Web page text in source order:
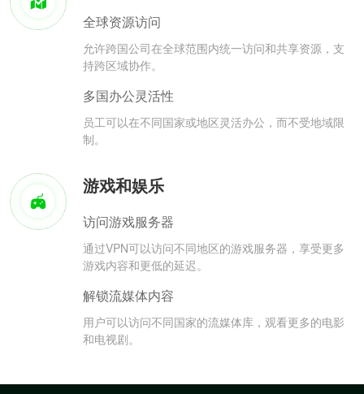
全球资源访问
允许跨国公司在全球范围内统一访问和共享资源，支
持跨区域协作。
多国办公灵活性
员工可以在不同国家或地区灵活办公，而不受地域限
制。
游戏和娱乐
访问游戏服务器
通过VPN可以访问不同地区的游戏服务器，享受更多
游戏内容和更低的延迟。
解锁流媒体内容
用户可以访问不同国家的流媒体库，观看更多的电影
和电视剧。